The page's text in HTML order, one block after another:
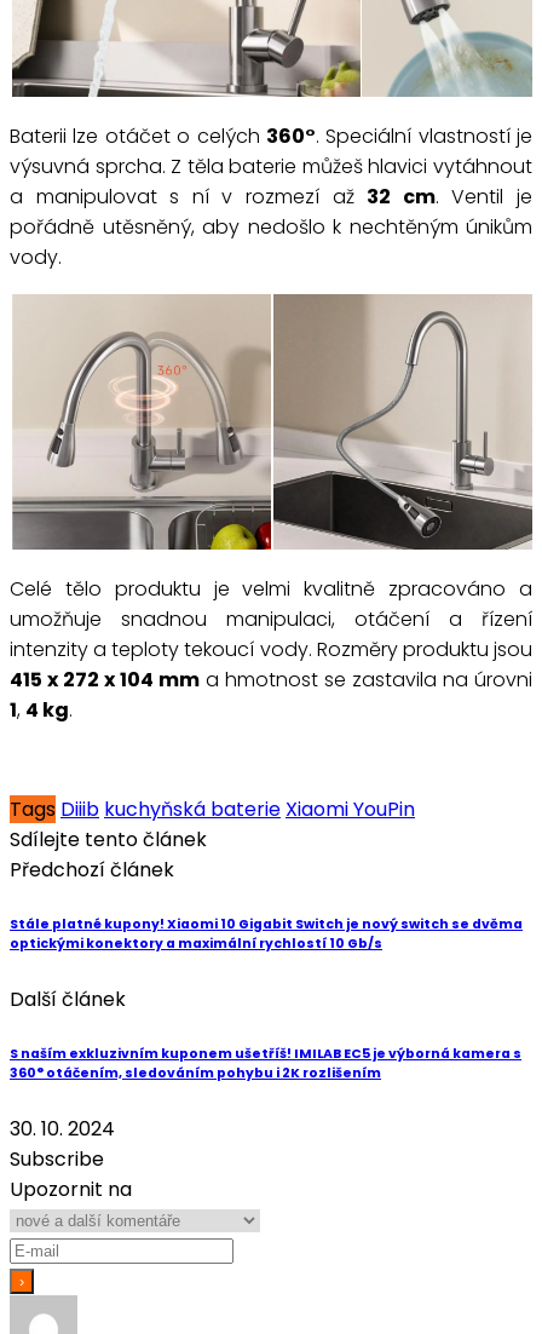
Baterii lze otáčet o celých 360°. Speciální vlastností je
výsuvná sprcha. Z těla baterie můžeš hlavici vytáhnout
a manipulovat s ní v rozmezí až 32 cm. Ventil je
pořádně utěsněný, aby nedošlo k nechtěným únikům
vody.
Celé tělo produktu je velmi kvalitně zpracováno a
umožňuje snadnou manipulaci, otáčení a řízení
intenzity a teploty tekoucí vody. Rozměry produktu jsou
415 x 272 x 104 mm a hmotnost se zastavila na úrovni
1, 4 kg.
Tags Diiib kuchyňská baterie Xiaomi YouPin
Sdílejte tento článek
Předchozí článek
Stále platné kupony! Xiaomi 10 Gigabit Switch je nový switch se dvěma
optickými konektory a maximální rychlostí 10 Gb/s
Další článek
S naším exkluzivním kuponem ušetříš! IMILAB EC5 je výborná kamera s
360° otáčením, sledováním pohybu i 2K rozlišením
30. 10. 2024
Subscribe
Upozornit na